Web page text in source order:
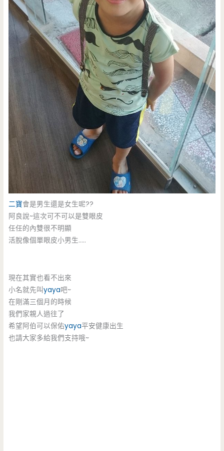
二寶會是男生還是女生呢??
阿良說~這次可不可以是雙眼皮
任任的內雙很不明顯
活脫像個單眼皮小男生…..
現在其實也看不出來
小名就先叫yaya吧~
在剛滿三個月的時候
我們家親人過往了
希望阿伯可以保佑yaya平安健康出生
也請大家多給我們支持哦~